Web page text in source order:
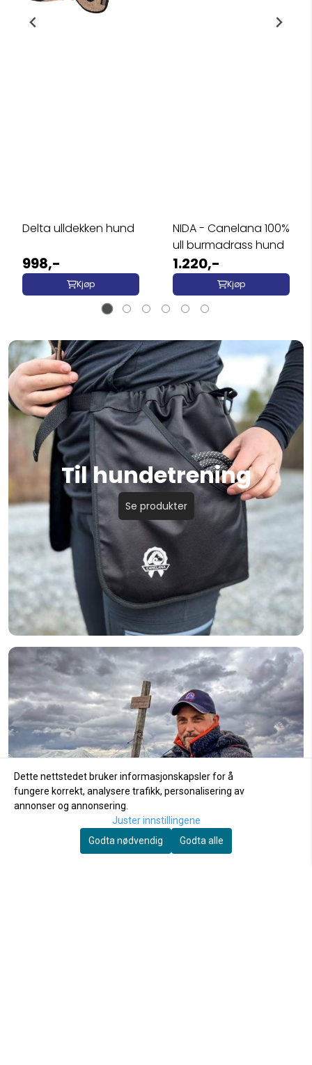
Delta ulldekken hund
998,-
Kjøp
NIDA - Canelana 100%
ull burmadrass hund
1.220,-
Kjøp
Til hundetrening
Se produkter
Ulljakker
Se produkter
Dette nettstedet bruker informasjonskapsler for å
fungere korrekt, analysere trafikk, personalisering av
annonser og annonsering.
Juster innstillingene
Godta nødvendig
Godta alle